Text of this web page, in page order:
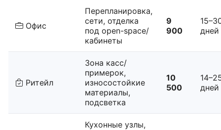
Офис
Перепланировка,
сети, отделка
под open-space/
кабинеты
9
900
дней
Ритейл
Зона касс/
примерок,
износостойкие
материалы,
подсветка
10
500
дней
Кухонные узлы,